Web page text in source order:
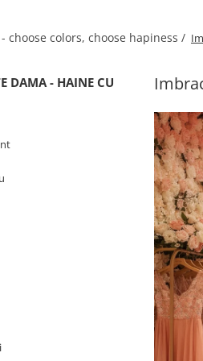
choose colors, choose hapiness /
DAMA - HAINE CU